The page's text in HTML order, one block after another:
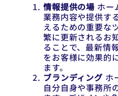
情報提供の場 ホー
業務内容や提供す
えるための重要な
繁に更新されるお
ることで、最新情
をお客様に効果的
ます。
ブランディング ホ
自分自身や事務所